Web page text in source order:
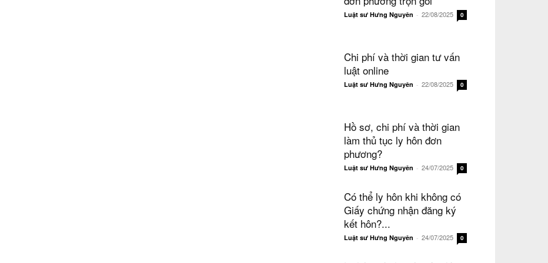
Luật sư Hưng Nguyên - 22/08/2025 0
Chi phí và thời gian tư vấn
luật online
Luật sư Hưng Nguyên - 22/08/2025 0
Hồ sơ, chi phí và thời gian
làm thủ tục ly hôn đơn
phương?
Luật sư Hưng Nguyên - 24/07/2025 0
Có thể ly hôn khi không có
Giấy chứng nhận đăng ký
kết hôn?...
Luật sư Hưng Nguyên - 24/07/2025 0